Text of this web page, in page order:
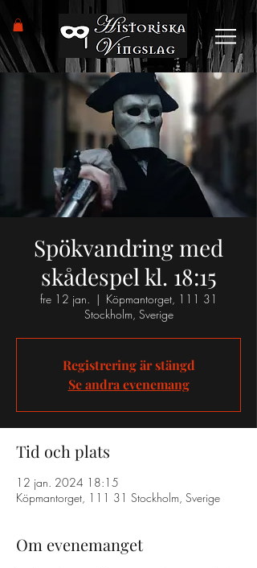
Spökvandring med
skådespel kl. 18:15
fre 12 jan.
  |
Köpmantorget, 111 31
Stockholm, Sverige
Registrering är stängd
Se andra evenemang
Tid och plats
12 jan. 2024 18:15
Köpmantorget, 111 31 Stockholm, Sverige
Om evenemanget